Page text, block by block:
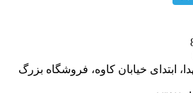
ابتدای خیابان کاوه، فروشگاه بزرگ